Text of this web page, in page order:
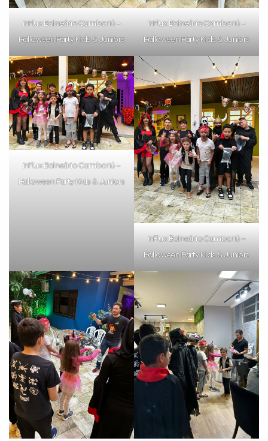
inFlux Balneário Camboriú –
Halloween Party Kids & Juniors
inFlux Balneário Camboriú –
Halloween Party Kids & Juniors
inFlux Balneário Camboriú –
Halloween Party Kids & Juniors
inFlux Balneário Camboriú –
Halloween Party Kids & Juniors